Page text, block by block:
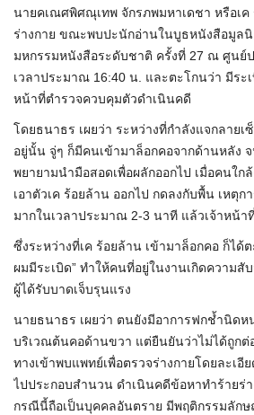
นายคเณศพิศณุเทพ จักรภพมหาเดชา หรือเค
ร่างกาย ขณะพบปะนักอ่านในบูธหนังสือมูล
มหกรรมหนังสือระดับชาติ ครั้งที่ 27 ณ ศูนย์
เวลาประมาณ 16:40 น. และตะโกนว่า มีระ
หน้าที่ตำรวจควบคุมตัวดำเนินคดี
โดยธนาธร เผยว่า ระหว่างที่กำลังแจกลาย
อยู่นั้น จู่ๆ ก็มีคนเข้ามาล็อกคอจากด้านหลัง จ
พยายามนำมือสอดเพื่อผลักออกไป เมื่อคนใก
เอาตัวเค ร้อยล้าน ออกไป กดลงกับพื้น เหตุก
มากในเวลาประมาณ 2-3 นาที แล้วเจ้าหน้า
ซึ่งระหว่างที่เค ร้อยล้าน เข้ามาล็อกคอ ก็ได้
ผมมีระเบิด” ทำให้คนที่อยู่ในงานเกิดความ
ผู้ได้รับบาดเจ็บรุนแรง
นายธนาธร เผยว่า ตนยังมีอาการฟกช้ำนิด
บริเวณต้นคอด้านขวา แต่ยืนยันว่าไม่ได้ถูกต่
ทางเข้าพบแพทย์เพื่อตรวจร่างกายโดยละเอี
ไปประกอบสำนวน ดำเนินคดีข้อหาทำร้ายร่า
กรณีนี้ถือเป็นบุคคลอันตราย มีพฤติกรรมลัก